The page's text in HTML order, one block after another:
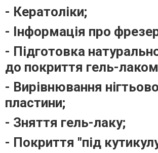
- Кератоліки;
- Інформація про
- Підготовка
до покриття гель-
- Вирівнювання
пластини;
- Зняття гель-лаку;
- Покриття "під